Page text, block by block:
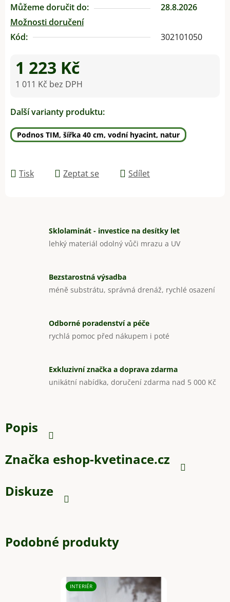
Můžeme doručit do:
28.8.2026
Možnosti doručení
Kód:
302101050
1 223 Kč
1 011 Kč bez DPH
Další varianty produktu:
Podnos TIM, šířka 40 cm, vodní hyacint, natur
Tisk Zeptat se Sdílet
Sklolaminát - investice na desítky let
lehký materiál odolný vůči mrazu a UV
Bezstarostná výsadba
méně substrátu, správná drenáž, rychlé osazení
Odborné poradenství a péče
rychlá pomoc před nákupem i poté
Exkluzivní značka a doprava zdarma
unikátní nabídka, doručení zdarma nad 5 000 Kč
Popis
Značka eshop-kvetinace.cz
Diskuze
Podobné produkty
INTERIÉR